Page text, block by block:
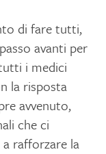
di fare tutti,
avanti per
i medici
la risposta
avvenuto,
che ci
rafforzare la